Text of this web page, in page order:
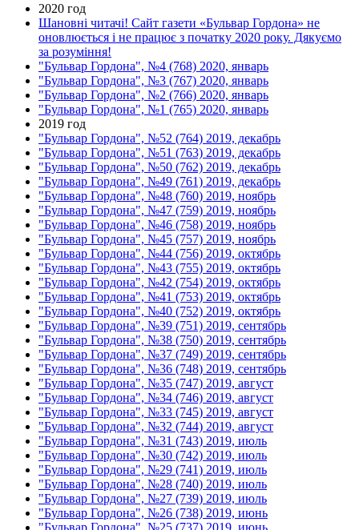
2020 год
Шановні читачі! Сайт газети «Бульвар Гордона» не
оновлюється і не працює з початку 2020 року. Дякуємо
за розуміння!
"Бульвар Гордона", №4 (768) 2020, январь
"Бульвар Гордона", №3 (767) 2020, январь
"Бульвар Гордона", №2 (766) 2020, январь
"Бульвар Гордона", №1 (765) 2020, январь
2019 год
"Бульвар Гордона", №52 (764) 2019, декабрь
"Бульвар Гордона", №51 (763) 2019, декабрь
"Бульвар Гордона", №50 (762) 2019, декабрь
"Бульвар Гордона", №49 (761) 2019, декабрь
"Бульвар Гордона", №48 (760) 2019, ноябрь
"Бульвар Гордона", №47 (759) 2019, ноябрь
"Бульвар Гордона", №46 (758) 2019, ноябрь
"Бульвар Гордона", №45 (757) 2019, ноябрь
"Бульвар Гордона", №44 (756) 2019, октябрь
"Бульвар Гордона", №43 (755) 2019, октябрь
"Бульвар Гордона", №42 (754) 2019, октябрь
"Бульвар Гордона", №41 (753) 2019, октябрь
"Бульвар Гордона", №40 (752) 2019, октябрь
"Бульвар Гордона", №39 (751) 2019, сентябрь
"Бульвар Гордона", №38 (750) 2019, сентябрь
"Бульвар Гордона", №37 (749) 2019, сентябрь
"Бульвар Гордона", №36 (748) 2019, сентябрь
"Бульвар Гордона", №35 (747) 2019, август
"Бульвар Гордона", №34 (746) 2019, август
"Бульвар Гордона", №33 (745) 2019, август
"Бульвар Гордона", №32 (744) 2019, август
"Бульвар Гордона", №31 (743) 2019, июль
"Бульвар Гордона", №30 (742) 2019, июль
"Бульвар Гордона", №29 (741) 2019, июль
"Бульвар Гордона", №28 (740) 2019, июль
"Бульвар Гордона", №27 (739) 2019, июль
"Бульвар Гордона", №26 (738) 2019, июнь
"Бульвар Гордона", №25 (737) 2019, июнь